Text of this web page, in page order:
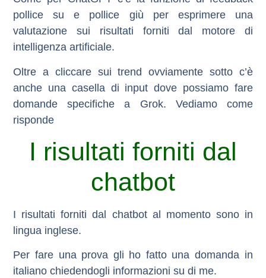
pollice su e pollice giù per esprimere una
valutazione sui risultati forniti dal motore di
intelligenza artificiale.
Oltre a cliccare sui trend ovviamente sotto c’è
anche una casella di input dove possiamo fare
domande specifiche a Grok. Vediamo come
risponde
I risultati forniti dal
chatbot
I risultati forniti dal chatbot al momento sono in
lingua inglese.
Per fare una prova gli ho fatto una domanda in
italiano chiedendogli informazioni su di me.